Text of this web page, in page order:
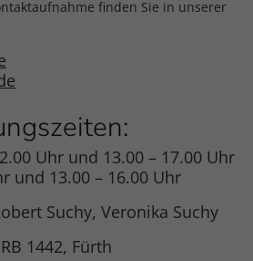
finden Sie in unserer
Uhr und 13.00 – 17.00 Uhr
und 13.00 – 16.00 Uhr
Suchy, Veronika Suchy
1442, Fürth